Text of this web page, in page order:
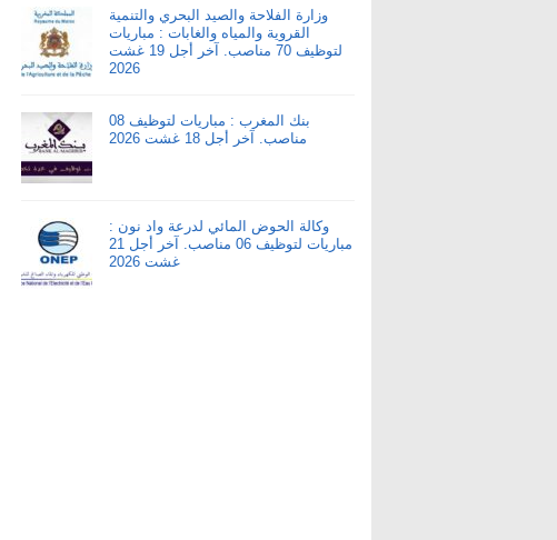
وزارة الفلاحة والصيد البحري والتنمية
القروية والمياه والغابات : مباريات
لتوظيف 70 مناصب. آخر أجل 19 غشت
2026
بنك المغرب : مباريات لتوظيف 08
مناصب. آخر أجل 18 غشت 2026
وكالة الحوض المائي لدرعة واد نون :
مباريات لتوظيف 06 مناصب. آخر أجل 21
غشت 2026